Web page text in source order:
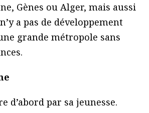
Gènes ou Alger, mais aussi
a pas de développement
grande métropole sans
d’abord par sa jeunesse.